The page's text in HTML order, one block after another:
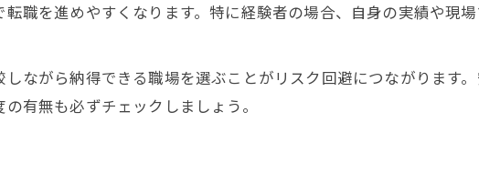
職を進めやすくなります。特に経験者の場合、自身の実績や現
ながら納得できる職場を選ぶことがリスク回避につながります
有無も必ずチェックしましょう。